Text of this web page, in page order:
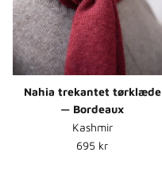
Nahia trekantet tørklæde
— Bordeaux
Kashmir
Normalpris
695 kr